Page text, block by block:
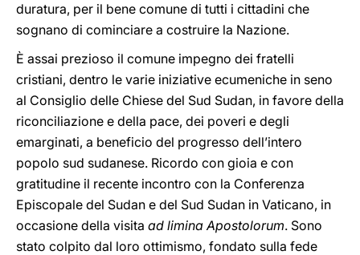
duratura, per il bene comune di tutti i cittadini che
sognano di cominciare a costruire la Nazione.
È assai prezioso il comune impegno dei fratelli
cristiani, dentro le varie iniziative ecumeniche in seno
al Consiglio delle Chiese del Sud Sudan, in favore della
riconciliazione e della pace, dei poveri e degli
emarginati, a beneficio del progresso dell’intero
popolo sud sudanese. Ricordo con gioia e con
gratitudine il recente incontro con la Conferenza
Episcopale del Sudan e del Sud Sudan in Vaticano, in
occasione della visita ad limina Apostolorum. Sono
stato colpito dal loro ottimismo, fondato sulla fede